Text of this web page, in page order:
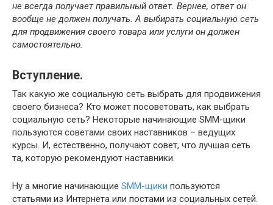
не всегда получает правильный ответ. Вернее, ответ он
вообще не должен получать. А выбирать социальную сеть
для продвижения своего товара или услуги он должен
самостоятельно.
Вступление.
Так какую же социальную сеть выбрать для продвижения
своего бизнеса? Кто может посоветовать, как выбрать
социальную сеть? Некоторые начинающие SMM-щики
пользуются советами своих наставников – ведущих
курсы. И, естественно, получают совет, что лучшая сеть
та, которую рекомендуют наставники.
Ну а многие начинающие SMM-щики пользуются
статьями из Интернета или постами из социальных сетей.